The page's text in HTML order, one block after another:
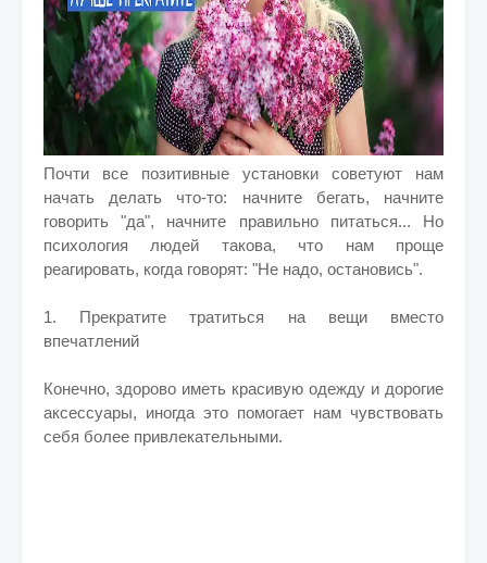
Почти все позитивные установки советуют нам
начать делать что-то: начните бегать, начните
говорить "да", начните правильно питаться... Но
психология людей такова, что нам проще
реагировать, когда говорят: "Не надо, остановись".
1. Прекратите тратиться на вещи вместо
впечатлений
Конечно, здорово иметь красивую одежду и дорогие
аксессуары, иногда это помогает нам чувствовать
себя более привлекательными.